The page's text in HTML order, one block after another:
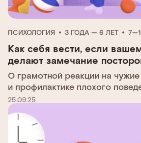
ПСИХОЛОГИЯ 3 ГОДА — 6 ЛЕТ
Как себя вести, если
делают замечание
О грамотной реакции на
и профилактике плохого
25.09.25